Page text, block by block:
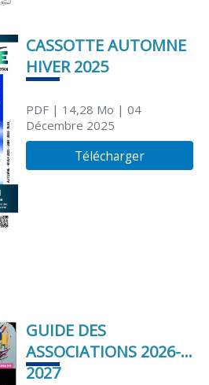
CASSOTTE AUTOMNE
HIVER 2025
PDF| 14,28 Mo | 04
Décembre 2025
Télécharger
GUIDE DES
ASSOCIATIONS 2026-
2027